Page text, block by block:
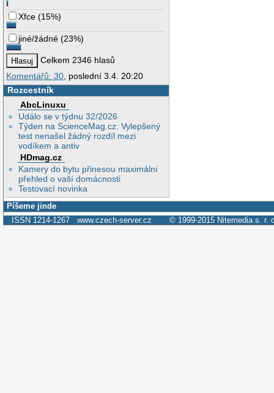
Xfce (15%)
jiné/žádné (23%)
Celkem 2346 hlasů
Komentářů: 30 , poslední 3.4. 20:20
Rozcestník
AbcLinuxu
Událo se v týdnu 32/2026
Týden na ScienceMag.cz: Vylepšený
test nenašel žádný rozdíl mezi
vodíkem a antiv
HDmag.cz
Kamery do bytu přinesou maximální
přehled o vaší domácnosti
Testovací novinka
Píšeme jinde
ISSN 1214-1267 www.czech-server.cz © 1999-2015 Nitemedia s. r.